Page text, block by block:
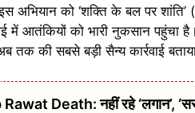
अभियान को ‘शक्ति के बल पर
में आतंकियों को भारी नुकसान पहुंचा
तक की सबसे बड़ी सैन्य कार्रवाई
Death: नहीं रहे ‘लगान’,